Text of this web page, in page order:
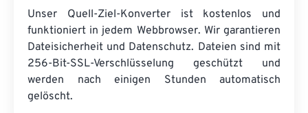
Unser Quell-Ziel-Konverter ist kostenlos und
funktioniert in jedem Webbrowser. Wir garantieren
Dateisicherheit und Datenschutz. Dateien sind mit
256-Bit-SSL-Verschlüsselung geschützt und
werden nach einigen Stunden automatisch
gelöscht.